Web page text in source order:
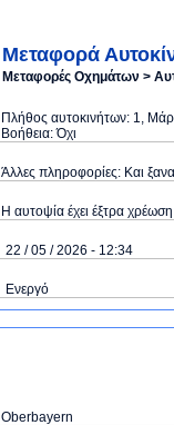
Μεταφορά
Μεταφορές Οχημάτων >
Πλήθος αυτοκινήτων: 1,
Βοήθεια: Όχι
Άλλες πληροφορίες: Και
Η αυτοψία έχει έξτρα
22 / 05 / 2026 - 12:34
Ενεργό